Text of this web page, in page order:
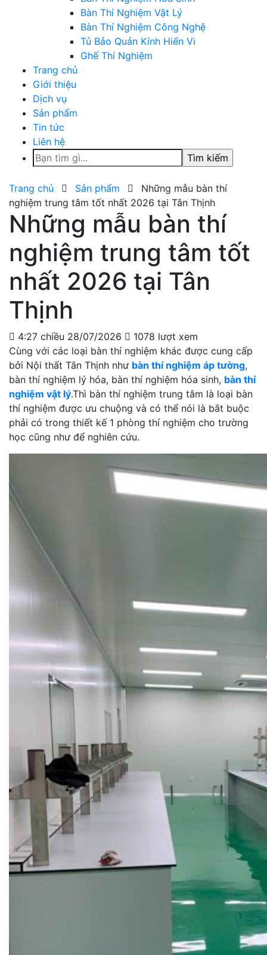
Bàn Thí Nghiệm Vật Lý
Bàn Thí Nghiệm Công Nghệ
Tủ Bảo Quản Kính Hiển Vi
Ghế Thí Nghiệm
Trang chủ
Giới thiệu
Dịch vụ
Sản phẩm
Tin tức
Liên hệ
Tìm
kiếm
cho:
Trang chủ Sản phẩm
Những mẫu bàn thí
nghiệm trung tâm tốt nhất 2026 tại Tân Thịnh
Những mẫu bàn thí
nghiệm trung tâm tốt
nhất 2026 tại Tân
Thịnh
4:27 chiều 28/07/2026
1078 lượt xem
Cùng với các loại bàn thí nghiệm khác được cung cấp
bởi Nội thất Tân Thịnh như bàn thí nghiệm áp tường,
bàn thí nghiệm lý hóa, bàn thí nghiệm hóa sinh, bàn thí
nghiệm vật lý.Thì bàn thí nghiệm trung tâm là loại bàn
thí nghiệm được ưu chuộng và có thể nói là bắt buộc
phải có trong thiết kế 1 phòng thí nghiệm cho trường
học cũng như để nghiên cứu.